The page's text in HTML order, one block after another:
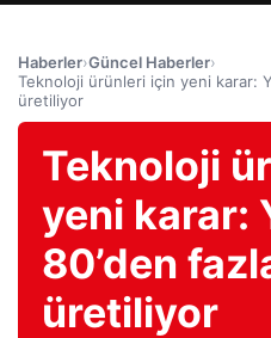
Haberler›Güncel Haberler›
Teknoloji ürünleri için yeni karar:
üretiliyor
Teknoloji
yeni karar:
80’den
üretiliyor